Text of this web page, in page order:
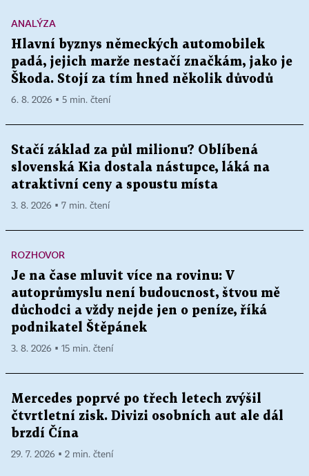
ANALÝZA
Hlavní byznys německých automobilek
padá, jejich marže nestačí značkám, jako je
Škoda. Stojí za tím hned několik důvodů
6. 8. 2026 ▪ 5 min. čtení
Stačí základ za půl milionu? Oblíbená
slovenská Kia dostala nástupce, láká na
atraktivní ceny a spoustu místa
3. 8. 2026 ▪ 7 min. čtení
ROZHOVOR
Je na čase mluvit více na rovinu: V
autoprůmyslu není budoucnost, štvou mě
důchodci a vždy nejde jen o peníze, říká
podnikatel Štěpánek
3. 8. 2026 ▪ 15 min. čtení
Mercedes poprvé po třech letech zvýšil
čtvrtletní zisk. Divizi osobních aut ale dál
brzdí Čína
29. 7. 2026 ▪ 2 min. čtení